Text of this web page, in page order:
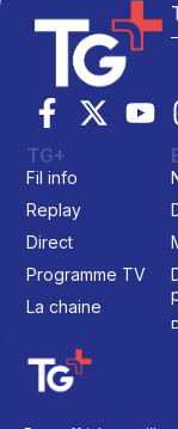
TG+
Fil info
Replay
Direct
Programme TV
La chaine